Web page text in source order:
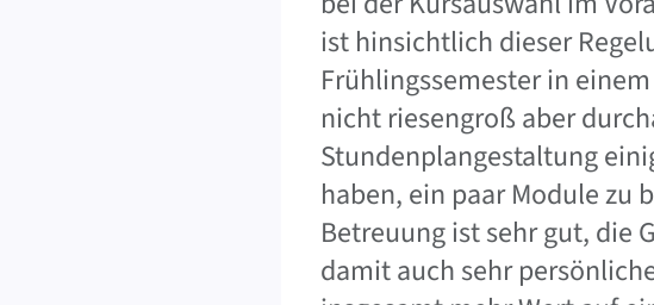
ist hinsichtlich dieser
Frühlingssemester in
nicht riesengroß aber
Stundenplangestaltung
haben, ein paar Module zu
Betreuung ist sehr gut, die
damit auch sehr